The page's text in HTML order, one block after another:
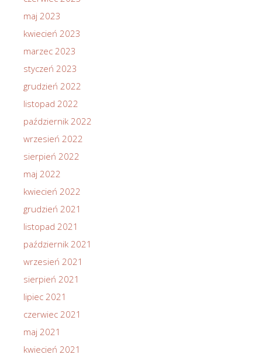
maj 2023
kwiecień 2023
marzec 2023
styczeń 2023
grudzień 2022
listopad 2022
październik 2022
wrzesień 2022
sierpień 2022
maj 2022
kwiecień 2022
grudzień 2021
listopad 2021
październik 2021
wrzesień 2021
sierpień 2021
lipiec 2021
czerwiec 2021
maj 2021
kwiecień 2021